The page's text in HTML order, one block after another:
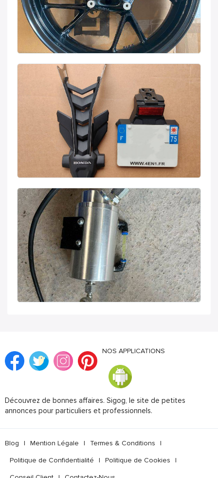
NOS APPLICATIONS
Découvrez de bonnes affaires. Sigog, le site de petites
annonces pour particuliers et professionnels.
Blog | Mention Légale | Termes & Conditions |
Politique de Confidentialité | Politique de Cookies |